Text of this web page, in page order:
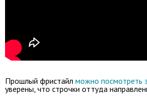
Прошлый фристайл можно посмотреть
уверены, что строчки оттуда